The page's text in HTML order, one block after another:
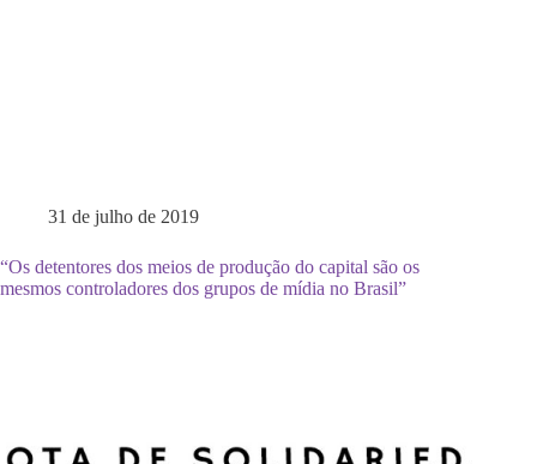
31 de julho de 2019
“Os detentores dos meios de produção do capital são os
mesmos controladores dos grupos de mídia no Brasil”